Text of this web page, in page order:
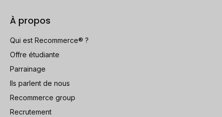
À propos
Qui est Recommerce® ?
Offre étudiante
Parrainage
Ils parlent de nous
Recommerce group
Recrutement